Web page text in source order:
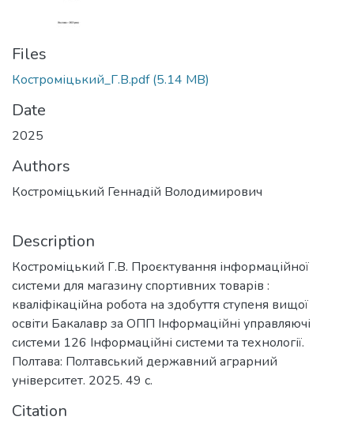
Files
Костроміцький_Г.В.pdf(5.14 MB)
Date
2025
Authors
Костроміцький Геннадій Володимирович
Description
Костроміцький Г.В. Проєктування інформаційної
системи для магазину спортивних товарів :
кваліфікаційна робота на здобуття ступеня вищої
освіти Бакалавр за ОПП Інформаційні управляючі
системи 126 Інформаційні системи та технології.
Полтава: Полтавський державний аграрний
університет. 2025. 49 с.
Citation